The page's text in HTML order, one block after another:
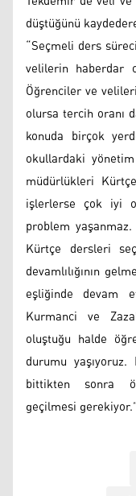
düştüğünü
“Seçmeli ders
velilerin haberdar
Öğrenciler ve
olursa tercih oranı
konuda birçok
okullardaki
müdürlükleri
işlerlerse çok iyi
problem
Kürtçe dersleri
devamlılığının
eşliğinde devam
Kurmanci ve
oluştuğu halde
durumu
bittikten sonra
geçilmesi